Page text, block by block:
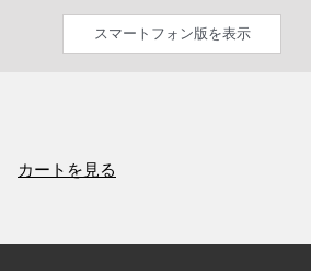
スマートフォン版を表示
カートを見る